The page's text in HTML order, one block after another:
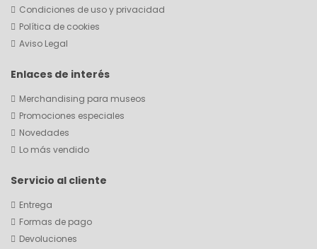
Condiciones de uso y privacidad
Política de cookies
Aviso Legal
Enlaces de interés
Merchandising para museos
Promociones especiales
Novedades
Lo más vendido
Servicio al cliente
Entrega
Formas de pago
Devoluciones